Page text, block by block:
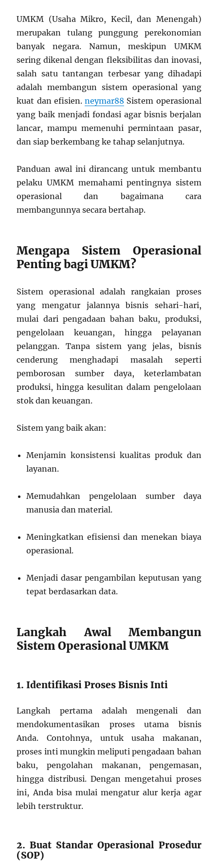
UMKM (Usaha Mikro, Kecil, dan Menengah)
merupakan tulang punggung perekonomian
banyak negara. Namun, meskipun UMKM
sering dikenal dengan fleksibilitas dan inovasi,
salah satu tantangan terbesar yang dihadapi
adalah membangun sistem operasional yang
kuat dan efisien.neymar88 Sistem operasional
yang baik menjadi fondasi agar bisnis berjalan
lancar, mampu memenuhi permintaan pasar,
dan siap berkembang ke tahap selanjutnya.
Panduan awal ini dirancang untuk membantu
pelaku UMKM memahami pentingnya sistem
operasional dan bagaimana cara
membangunnya secara bertahap.
Mengapa Sistem Operasional
Penting bagi UMKM?
Sistem operasional adalah rangkaian proses
yang mengatur jalannya bisnis sehari-hari,
mulai dari pengadaan bahan baku, produksi,
pengelolaan keuangan, hingga pelayanan
pelanggan. Tanpa sistem yang jelas, bisnis
cenderung menghadapi masalah seperti
pemborosan sumber daya, keterlambatan
produksi, hingga kesulitan dalam pengelolaan
stok dan keuangan.
Sistem yang baik akan:
Menjamin konsistensi kualitas produk dan
layanan.
Memudahkan pengelolaan sumber daya
manusia dan material.
Meningkatkan efisiensi dan menekan biaya
operasional.
Menjadi dasar pengambilan keputusan yang
tepat berdasarkan data.
Langkah Awal Membangun
Sistem Operasional UMKM
1. Identifikasi Proses Bisnis Inti
Langkah pertama adalah mengenali dan
mendokumentasikan proses utama bisnis
Anda. Contohnya, untuk usaha makanan,
proses inti mungkin meliputi pengadaan bahan
baku, pengolahan makanan, pengemasan,
hingga distribusi. Dengan mengetahui proses
ini, Anda bisa mulai mengatur alur kerja agar
lebih terstruktur.
2. Buat Standar Operasional Prosedur
(SOP)